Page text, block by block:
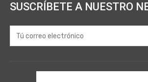
SUSCRÍBETE A NUESTRO